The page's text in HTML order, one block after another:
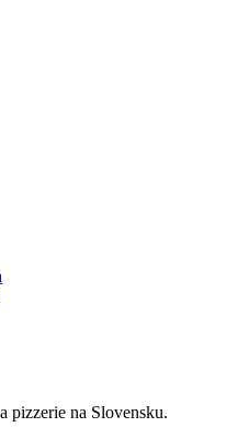
pizzerie na Slovensku.